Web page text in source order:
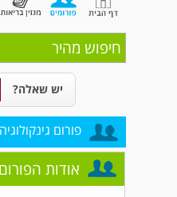
חיפוש מהיר
יש שאלה?
פורום
אודות הפורום